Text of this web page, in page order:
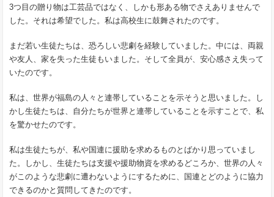
3つ目の贈り物は工芸品ではなく、しかも形ある物でさえありませんで
した。それは希望でした。私は高校生に鼓舞されたのです。
まだ若い生徒たちは、恐ろしい悲劇を経験していました。中には、両親
や友人、家を失った生徒もいました。そして全員が、安心感さえ失って
いたのです。
私は、世界が福島の人々と連帯していることを示そうと思いました。し
かし生徒たちは、自分たちが世界と連帯していることを示すことで、私
を驚かせたのです。
私は生徒たちが、私や国連に援助を求めるものとばかり思っていまし
た。しかし、生徒たちは支援や援助物資を求めるどころか、世界の人々
がこのような悲劇に遭わないようにするために、国連とどのように協力
できるのかと質問してきたのです。